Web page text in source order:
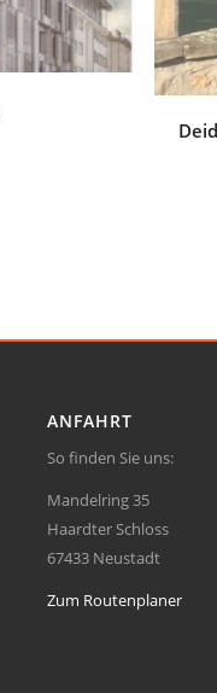
ANFAHRT
So finden Sie uns:
Mandelring 35
Haardter Schloss
67433 Neustadt
Zum Routenplaner